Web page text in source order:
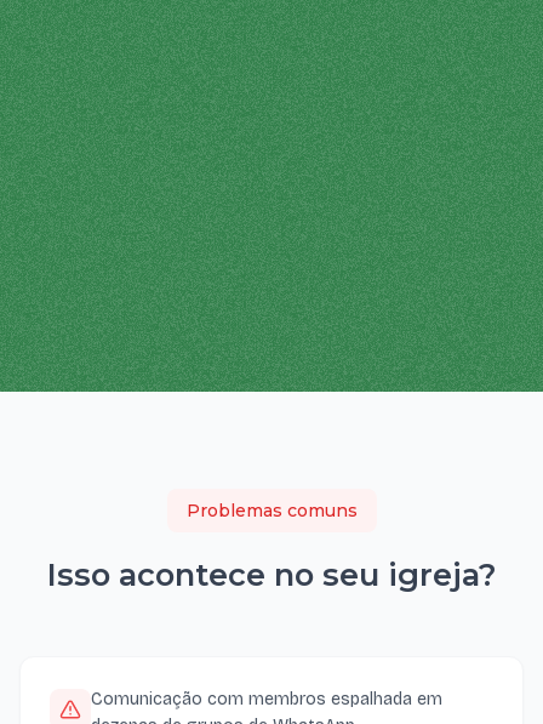
Problemas comuns
Isso acontece no seu igreja?
Comunicação com membros espalhada em